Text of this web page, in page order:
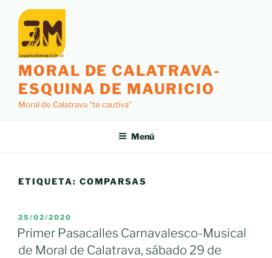
contenido
MORAL DE CALATRAVA-
ESQUINA DE MAURICIO
Moral de Calatrava "te cautiva"
Menú
ETIQUETA: COMPARSAS
PUBLICADO
EL
25/02/2020
Primer Pasacalles Carnavalesco-Musical
de Moral de Calatrava, sábado 29 de